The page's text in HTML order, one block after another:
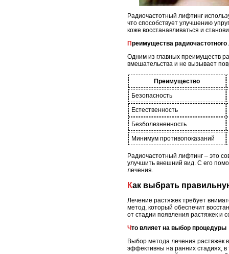
Радиочастотный лифтинг
что способствует улучшению
коже восстанавливаться и
Преимущества
Одним из главных преимуществ
вмешательства и не вызывает
Преимущество
Безопасность
Естественность
Безболезненность
Минимум противопоказаний
Радиочастотный лифтинг – это
улучшить внешний вид. С его
лечения.
Как выбрать
Лечение растяжек требует
метод, который обеспечит
от стадии появления растяжек и
Что влияет на выбор процедуры
Выбор метода лечения растяжек
эффективны на ранних стадиях, в